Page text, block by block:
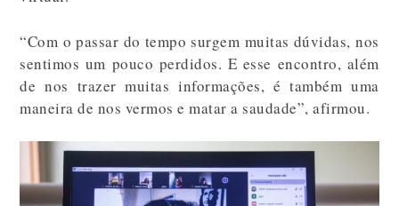
“Com o passar do tempo surgem muitas dúvidas, nos
sentimos um pouco perdidos. E esse encontro, além
de nos trazer muitas informações, é também uma
maneira de nos vermos e matar a saudade”, afirmou.